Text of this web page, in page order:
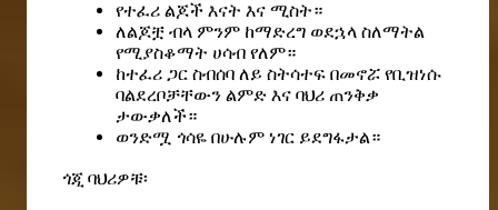
የተፈሪ ልጆች እናት እና ሚስት።
ለልጆቿ ብላ ምንም ከማድረግ ወደኋላ ስለማትል
የሚያስቆማት ሀሳብ የለም።
ከተፈሪ ጋር ስብሰባ ለይ ስትሳተፍ በመኖሯ የቢዝነሱ
ባልደረቦቻቸውን ልምድ እና ባህሪ ጠንቅቃ
ታውቃለች።
ወንድሟ ጎሳዬ በሁሉም ነገር ይደግፋታል።
ጎጂ ባህሪዎቹ፡